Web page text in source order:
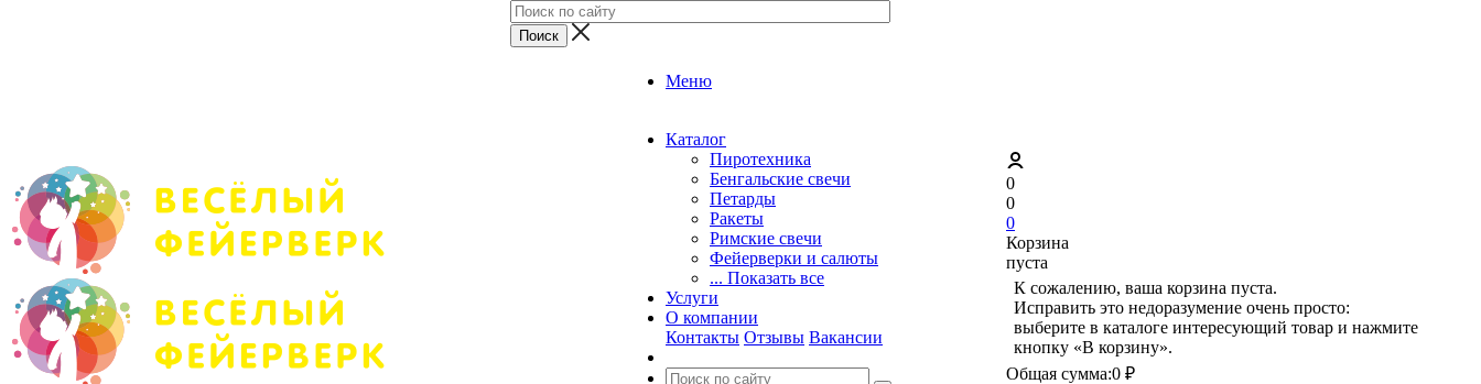
Меню
Каталог
Пиротехника
Бенгальские свечи
Петарды
Ракеты
Римские свечи
Фейерверки и салюты
... Показать все
Услуги
О компании
Контакты Отзывы Вакансии
0
0
0
Корзина
пуста
К сожалению, ваша корзина пуста.
Исправить это недоразумение очень просто:
выберите в каталоге интересующий товар и нажмите
кнопку «В корзину».
Общая сумма:0 ₽